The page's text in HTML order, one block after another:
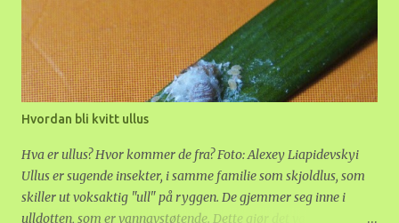
Hvordan bli kvitt ullus
Hva er ullus? Hvor kommer de fra? Foto: Alexey Liapidevskyi
Ullus er sugende insekter, i samme familie som skjoldlus, som
skiller ut voksaktig "ull" på ryggen. De gjemmer seg inne i
ulldotten, som er vannavstøtende. Dette gjør det vanskelig å